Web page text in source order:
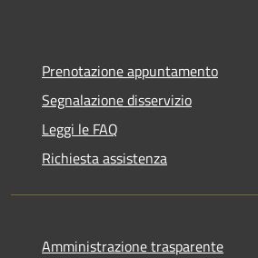
Prenotazione appuntamento
Segnalazione disservizio
Leggi le FAQ
Richiesta assistenza
Amministrazione trasparente